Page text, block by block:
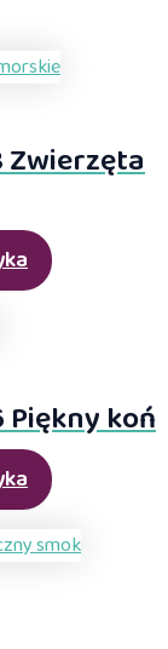
Zwierzęta
Piękny koń